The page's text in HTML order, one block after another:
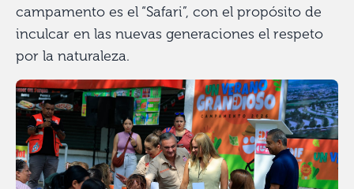
campamento es el “Safari”, con el propósito de
inculcar en las nuevas generaciones el respeto
por la naturaleza.